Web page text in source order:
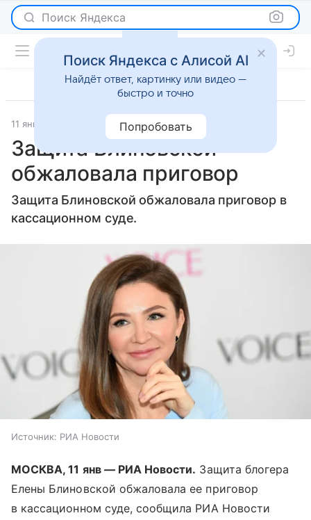
Поиск Яндекса
11 января 2026 © РИА Новости Светская жизнь
Защита Блиновской
обжаловала приговор
Защита Блиновской обжаловала приговор в
кассационном суде.
Источник: РИА Новости
МОСКВА, 11 янв — РИА Новости. Защита блогера
Елены Блиновской обжаловала ее приговор
в кассационном суде, сообщила РИА Новости
Поиск Яндекса с Алисой AI
Найдёт ответ, картинку или видео —
быстро и точно
Попробовать